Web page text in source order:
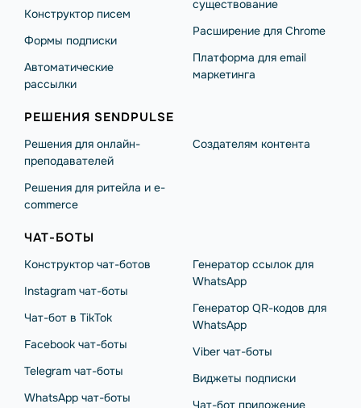
Конструктор писем
Формы подписки
Автоматические
рассылки
существование
Расширение для Chrome
Платформа для email
маркетинга
РЕШЕНИЯ SENDPULSE
Решения для онлайн-
преподавателей
Решения для ритейла и e-
commerce
Создателям контента
ЧАТ-БОТЫ
Конструктор чат-ботов
Instagram чат-боты
Чат-бот в TikTok
Facebook чат-боты
Telegram чат-боты
WhatsApp чат-боты
Генератор ссылок для
WhatsApp
Генератор QR-кодов для
WhatsApp
Viber чат-боты
Виджеты подписки
Чат-бот приложение